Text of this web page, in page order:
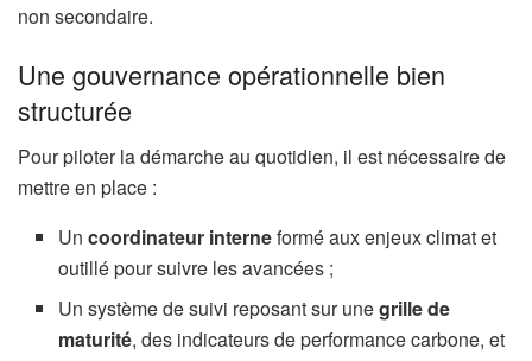
non secondaire.
Une gouvernance opérationnelle bien
structurée
Pour piloter la démarche au quotidien, il est nécessaire de
mettre en place :
Uncoordinateur interneformé aux enjeux climat et
outillé pour suivre les avancées ;
Un système de suivi reposant sur unegrille de
maturité, des indicateurs de performance carbone, et